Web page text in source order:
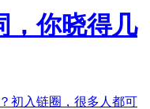
，你晓得几
初入链圈，很多人都可